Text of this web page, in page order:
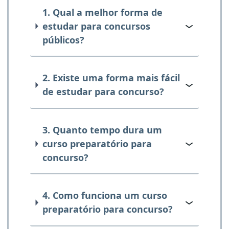
1. Qual a melhor forma de
estudar para concursos
públicos?
2. Existe uma forma mais fácil
de estudar para concurso?
3. Quanto tempo dura um
curso preparatório para
concurso?
4. Como funciona um curso
preparatório para concurso?